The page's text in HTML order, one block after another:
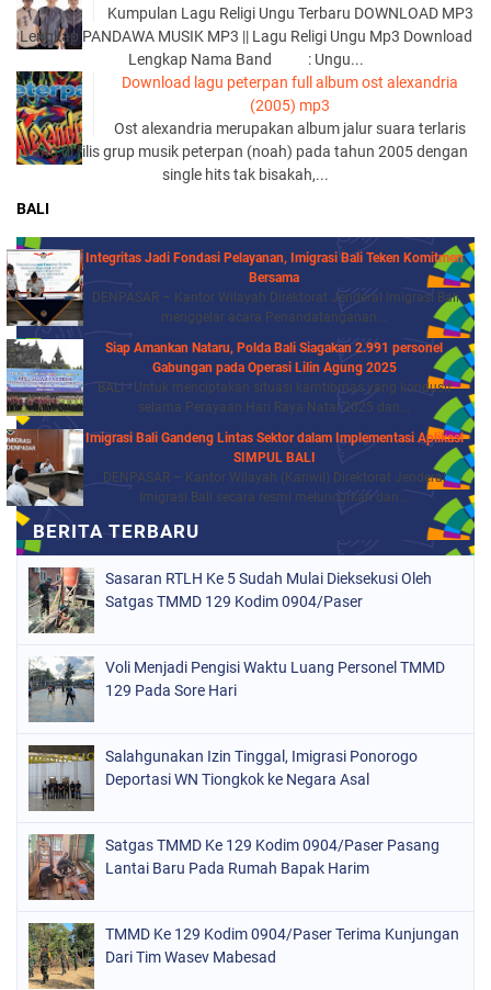
Kumpulan Lagu Religi Ungu Terbaru DOWNLOAD MP3
Lengkap PANDAWA MUSIK MP3 || Lagu Religi Ungu Mp3 Download
Lengkap Nama Band : Ungu...
Download lagu peterpan full album ost alexandria
(2005) mp3
Ost alexandria merupakan album jalur suara terlaris
yang di rilis grup musik peterpan (noah) pada tahun 2005 dengan
single hits tak bisakah,...
BALI
Integritas Jadi Fondasi Pelayanan, Imigrasi Bali Teken Komitmen
Bersama
DENPASAR – Kantor Wilayah Direktorat Jenderal Imigrasi Bali
menggelar acara Penandatanganan...
Siap Amankan Nataru, Polda Bali Siagakan 2.991 personel
Gabungan pada Operasi Lilin Agung 2025
BALI - Untuk menciptakan situasi kamtibmas yang kondusif
selama Perayaan Hari Raya Natal 2025 dan...
Imigrasi Bali Gandeng Lintas Sektor dalam Implementasi Aplikasi
SIMPUL BALI
DENPASAR – Kantor Wilayah (Kanwil) Direktorat Jenderal
Imigrasi Bali secara resmi meluncurkan dan...
Sasaran RTLH Ke 5 Sudah Mulai Dieksekusi Oleh
Satgas TMMD 129 Kodim 0904/Paser
Voli Menjadi Pengisi Waktu Luang Personel TMMD
129 Pada Sore Hari
Salahgunakan Izin Tinggal, Imigrasi Ponorogo
Deportasi WN Tiongkok ke Negara Asal
Satgas TMMD Ke 129 Kodim 0904/Paser Pasang
Lantai Baru Pada Rumah Bapak Harim
TMMD Ke 129 Kodim 0904/Paser Terima Kunjungan
Dari Tim Wasev Mabesad